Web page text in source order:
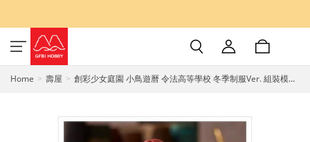
Home 壽屋
創彩少女庭園 小鳥遊曆 令法高等學校 冬季制服Ver. 組裝模型